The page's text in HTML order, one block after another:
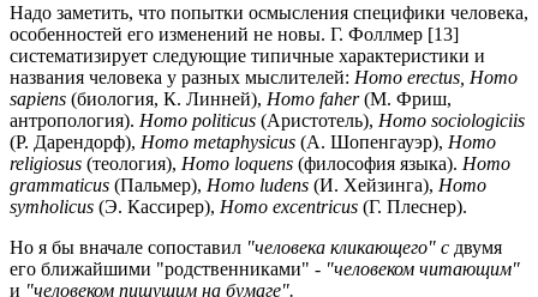
Надо заметить, что попытки осмысления специфики человека,
особенностей его изменений не новы. Г. Фоллмер [13]
систематизирует следующие типичные характеристики и
названия человека у разных мыслителей: Homo erectus, Homo
sapiens (биология, К. Линней), Homo faher(M. Фриш,
антропология). Homo politicus (Аристотель), Homo sociologiciis
(P. Дарендорф), Homo metaphysicus (А. Шопенгауэр), Homo
religiosus (теология), Homo loquens (философия языка). Homo
grammaticus (Пальмер), Homo ludens (И. Хейзинга), Homo
symholicus (Э. Кассирер), Homo excentricus (Г. Плеснер).
Но я бы вначале сопоставил "человека кликающего" с двумя
его ближайшими "родственниками" - "человеком читающим"
и "человеком пишущим на бумаге".